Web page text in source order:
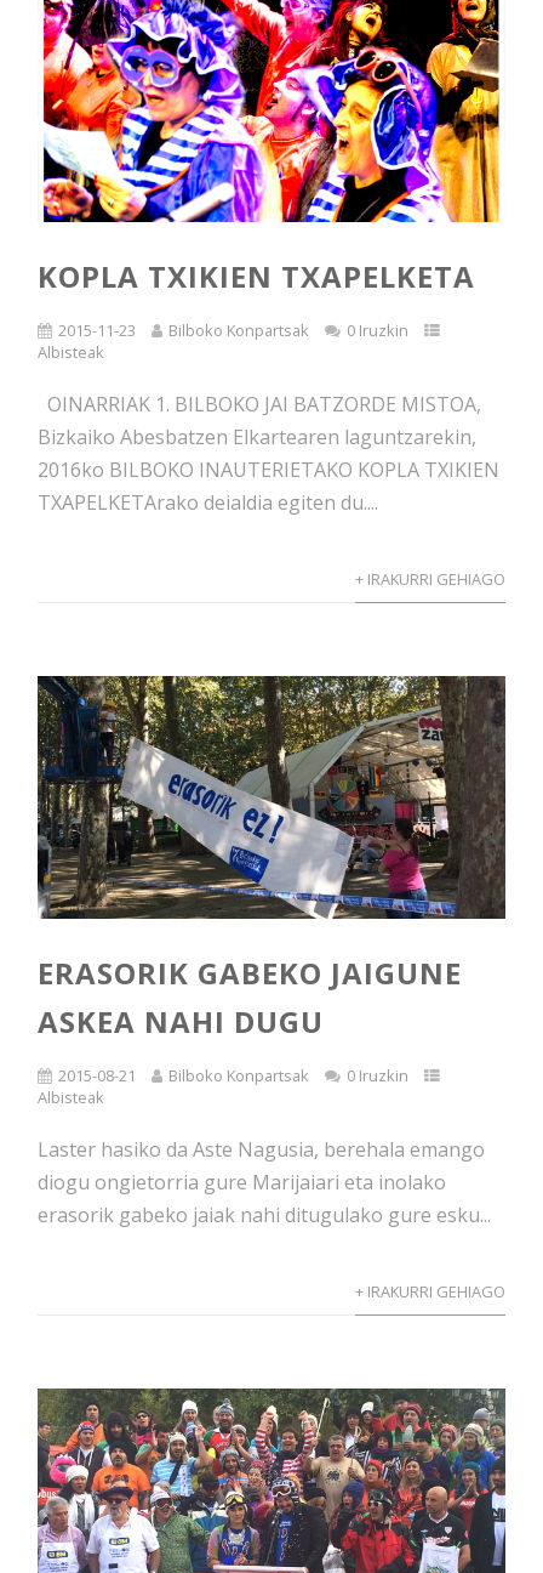
KOPLA TXIKIEN TXAPELKETA
2015-11-23 Bilboko Konpartsak
0 Iruzkin
Albisteak
OINARRIAK 1. BILBOKO JAI BATZORDE MISTOA,
Bizkaiko Abesbatzen Elkartearen laguntzarekin,
2016ko BILBOKO INAUTERIETAKO KOPLA TXIKIEN
TXAPELKETArako deialdia egiten du....
+ IRAKURRI GEHIAGO
ERASORIK GABEKO JAIGUNE
ASKEA NAHI DUGU
2015-08-21 Bilboko Konpartsak
0 Iruzkin
Albisteak
Laster hasiko da Aste Nagusia, berehala emango
diogu ongietorria gure Marijaiari eta inolako
erasorik gabeko jaiak nahi ditugulako gure esku...
+ IRAKURRI GEHIAGO